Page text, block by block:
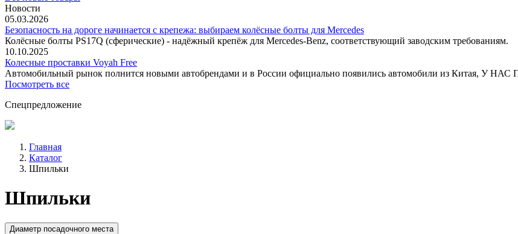
Новости
05.03.2026
Безопасность на дороге начинается с крепежа: выбираем колёсные болты для Mercedes
Колёсные болты PS17Q (сферические) - надёжный крепёж для Mercedes‑Benz, соответствующий заводским требованиям.
10.10.2025
Колесные проставки Voyah Free
Автомобильный рынок полнится новыми автобрендами и в России официально появились автомобили из
Посмотреть все
Спецпредложение
Главная
Каталог
Шпильки
Шпильки
Диаметр посадочного места